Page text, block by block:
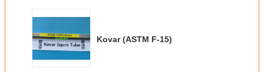
Kovar (ASTM F-15)